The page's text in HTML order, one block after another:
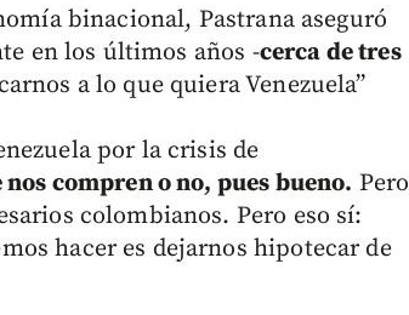
binacional, Pastrana aseguró
en los últimos años -cerca de tres
a lo que quiera Venezuela”
por la crisis de
nos compren o no, pues bueno. Pero
colombianos. Pero eso sí:
hacer es dejarnos hipotecar de